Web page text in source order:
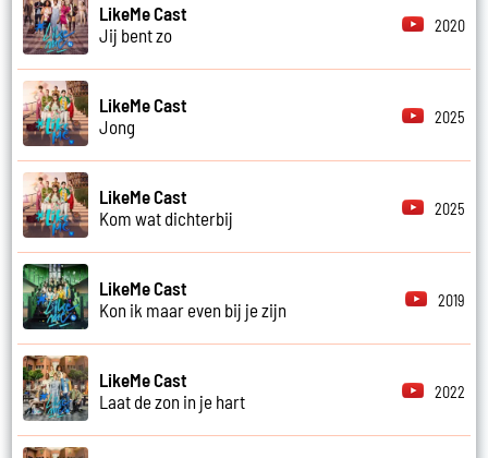
LikeMe Cast
Jij bent zo
2020
LikeMe Cast
Jong
2025
LikeMe Cast
Kom wat dichterbij
2025
LikeMe Cast
Kon ik maar even bij je zijn
2019
LikeMe Cast
Laat de zon in je hart
2022